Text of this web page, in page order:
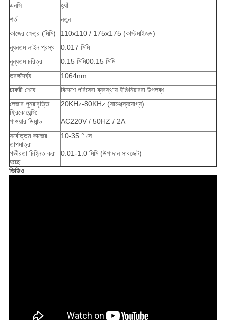
এনসি
হ্যাঁ
শর্ত
নতুন
কাজের ক্ষেত্র (মিমি)
110x110 / 175x175 (কাস্টমাইজড)
ন্যূনতম লাইন প্রস্থ
0.017 মিমি
নূন্যতম চরিত্র
0.15 মিমি00.15 মিমি
তরঙ্গদৈর্ঘ্য
1064nm
চাকরী শেষে
বিদেশে পরিষেবা ব্যবস্থায় ইঞ্জিনিয়াররা উপলব্ধ
লেজার পুনরাবৃত্তি
ফ্রিকোয়েন্সি:
20KHz-80KHz (সামঞ্জস্যযোগ্য)
পাওয়ার ডিমান্ড
AC220V / 50HZ / 2A
সর্বোত্তম কাজের
তাপমাত্রা
10-35 ° সে
গভীরতা চিহ্নিত করা
হচ্ছে
0.01-1.0 মিমি (উপাদান সাবজেক্ট)
ভিডিও